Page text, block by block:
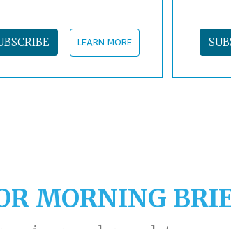
LEARN MORE
MORNING